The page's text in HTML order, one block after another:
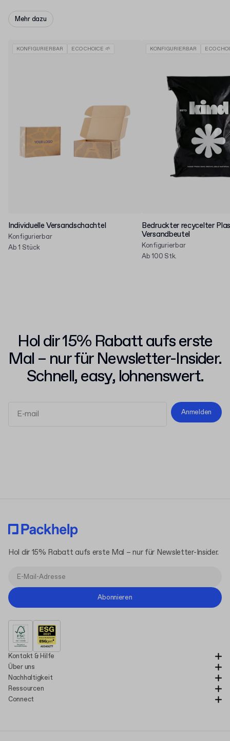
Mehr dazu
KONFIGURIERBAR ECO CHOICE 🌱
Individuelle Versandschachtel
Konfigurierbar
Ab 1 Stück
KONFIGURIERBAR ECO
Bedruckter recycelter
Versandbeutel
Konfigurierbar
Ab 100 Stk.
Hol dir 15% Rabatt aufs erste
Mal – nur für Newsletter-Insider.
Schnell, easy, lohnenswert.
Anmelden
Kontakt & Hilfe
Über uns
Nachhaltigkeit
Ressourcen
Connect
Hol dir 15% Rabatt aufs erste Mal – nur für Newsletter-Insider.
Abonnieren